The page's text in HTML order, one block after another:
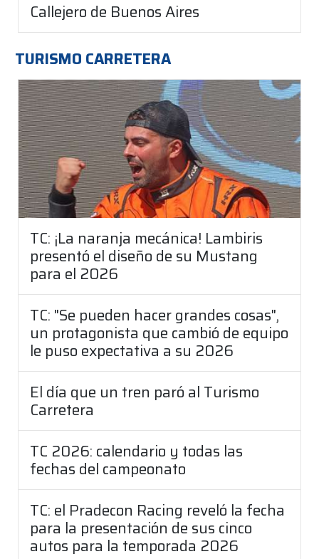
Callejero de Buenos Aires
TURISMO CARRETERA
TC: ¡La naranja mecánica! Lambiris
presentó el diseño de su Mustang
para el 2026
TC: "Se pueden hacer grandes cosas",
un protagonista que cambió de equipo
le puso expectativa a su 2026
El día que un tren paró al Turismo
Carretera
TC 2026: calendario y todas las
fechas del campeonato
TC: el Pradecon Racing reveló la fecha
para la presentación de sus cinco
autos para la temporada 2026